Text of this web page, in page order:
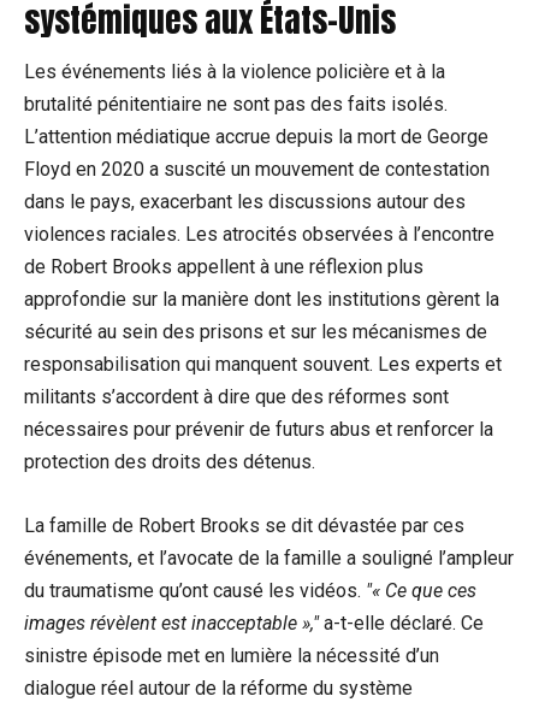
systémiques aux États-Unis
Les événements liés à la violence policière et à la
brutalité pénitentiaire ne sont pas des faits isolés.
L’attention médiatique accrue depuis la mort de George
Floyd en 2020 a suscité un mouvement de contestation
dans le pays, exacerbant les discussions autour des
violences raciales. Les atrocités observées à l’encontre
de Robert Brooks appellent à une réflexion plus
approfondie sur la manière dont les institutions gèrent la
sécurité au sein des prisons et sur les mécanismes de
responsabilisation qui manquent souvent. Les experts et
militants s’accordent à dire que des réformes sont
nécessaires pour prévenir de futurs abus et renforcer la
protection des droits des détenus.
La famille de Robert Brooks se dit dévastée par ces
événements, et l’avocate de la famille a souligné l’ampleur
du traumatisme qu’ont causé les vidéos. « Ce que ces
images révèlent est inacceptable », a-t-elle déclaré. Ce
sinistre épisode met en lumière la nécessité d’un
dialogue réel autour de la réforme du système